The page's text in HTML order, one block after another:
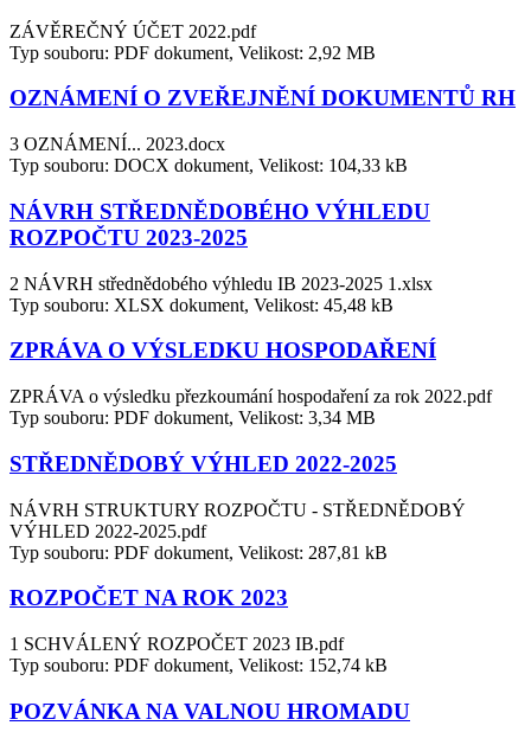
ZÁVĚREČNÝ ÚČET 2022.pdf
Typ souboru: PDF dokument, Velikost: 2,92 MB
OZNÁMENÍ O ZVEŘEJNĚNÍ DOKUMENTŮ RH
3 OZNÁMENÍ... 2023.docx
Typ souboru: DOCX dokument, Velikost: 104,33 kB
NÁVRH STŘEDNĚDOBÉHO VÝHLEDU
ROZPOČTU 2023-2025
2 NÁVRH střednědobého výhledu IB 2023-2025 1.xlsx
Typ souboru: XLSX dokument, Velikost: 45,48 kB
ZPRÁVA O VÝSLEDKU HOSPODAŘENÍ
ZPRÁVA o výsledku přezkoumání hospodaření za rok 2022.pdf
Typ souboru: PDF dokument, Velikost: 3,34 MB
STŘEDNĚDOBÝ VÝHLED 2022-2025
NÁVRH STRUKTURY ROZPOČTU - STŘEDNĚDOBÝ
VÝHLED 2022-2025.pdf
Typ souboru: PDF dokument, Velikost: 287,81 kB
ROZPOČET NA ROK 2023
1 SCHVÁLENÝ ROZPOČET 2023 IB.pdf
Typ souboru: PDF dokument, Velikost: 152,74 kB
POZVÁNKA NA VALNOU HROMADU